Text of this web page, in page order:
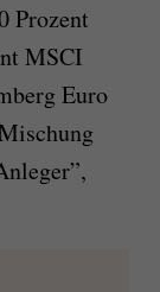
Prozent
MSCI
Euro